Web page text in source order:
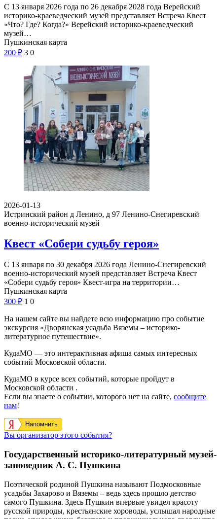
С 13 января 2026 года по 26 декабря 2028 года Верейский
историко-краеведческий музей представляет Встреча Квест
«Что? Где? Когда?» Верейский историко-краеведческий
музей…
Пушкинская карта
200 ₽ 3 0
2026-01-13
Истринский район д Ленино, д 97 Ленино-Снегиревский
военно-исторический музей
Квест «Собери судьбу героя»
С 13 января по 30 декабря 2026 года Ленино-Снегиревский
военно-исторический музей представляет Встреча Квест
«Собери судьбу героя» Квест-игра на территории…
Пушкинская карта
300 ₽ 1 0
На нашем сайте вы найдете всю информацию про событие
экскурсия «Дворянская усадьба Вяземы – историко-
литературное путешествие».
КудаМО — это интерактивная афиша самых интересных
событий Московской области.
КудаМО в курсе всех событий, которые пройдут в
Московской области .
Если вы знаете о событии, которого нет на сайте, сообщите
нам!
Напомнить
Вы организатор этого события?
Государственный историко-литературный музей-
заповедник А. С. Пушкина
Поэтической родиной Пушкина называют Подмосковные
усадьбы Захарово и Вяземы – ведь здесь прошло детство
самого Пушкина. Здесь Пушкин впервые увидел красоту
русской природы, крестьянские хороводы, услышал народные